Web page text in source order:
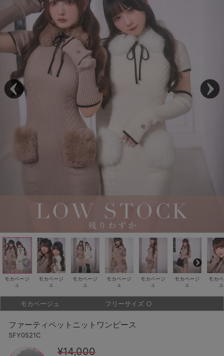
モカベージ
ュ
モカベージ
ュ
モカベージ
ュ
モカベージ
ュ
モカベージ
ュ
モカベージ
ュ
モカ
ュ
モカベージュ フリーサイズ ○
ファーティペットニットワンピース
SFY0521C
¥14,000